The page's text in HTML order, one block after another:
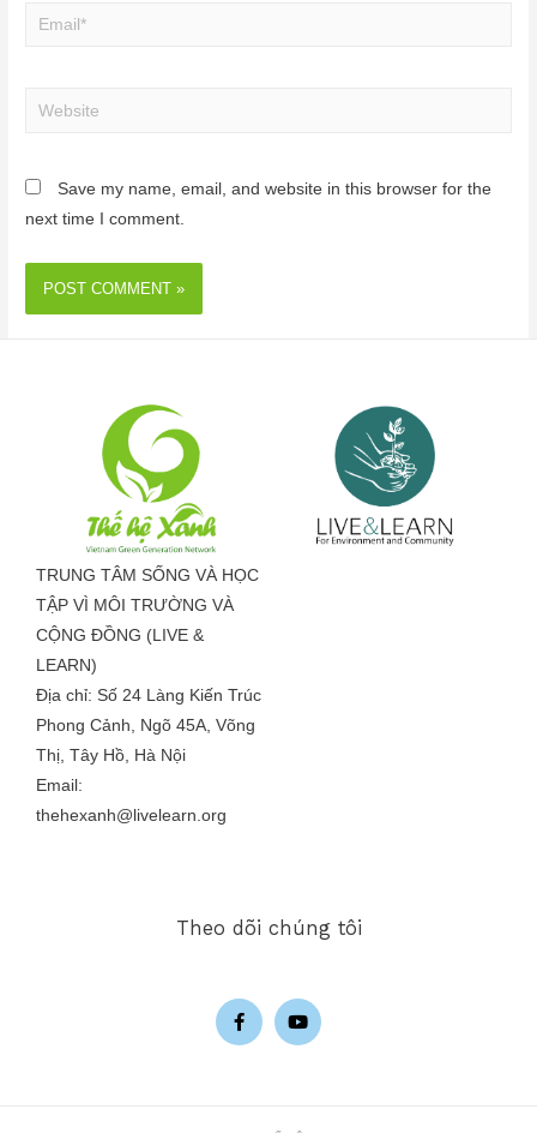
Save my name, email, and website in this browser for the
next time I comment.
TRUNG TÂM SỐNG VÀ HỌC
TẬP VÌ MÔI TRƯỜNG VÀ
CỘNG ĐỒNG (LIVE &
LEARN)
Địa chỉ: Số 24 Làng Kiến Trúc
Phong Cảnh, Ngõ 45A, Võng
Thị, Tây Hồ, Hà Nội
Email:
thehexanh@livelearn.org
Theo dõi chúng tôi